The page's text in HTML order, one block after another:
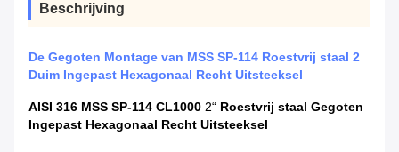
Beschrijving
De Gegoten Montage van MSS SP-114 Roestvrij staal 2
Duim Ingepast Hexagonaal Recht Uitsteeksel
AISI 316 MSS SP-114 CL1000 2“ Roestvrij staal Gegoten
Ingepast Hexagonaal Recht Uitsteeksel